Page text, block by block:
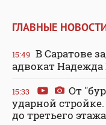
ГЛАВНЫЕ
15:49 В Саратове
адвокат Надежда
15:33
От
ударной
до третьего этажа